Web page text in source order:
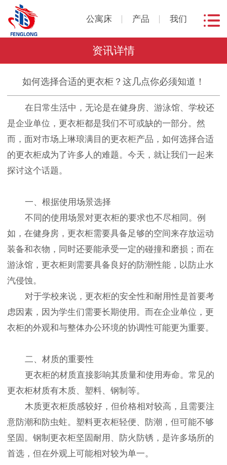
公寓床 产品 我们
资讯详情
如何选择合适的更衣柜？这几点你必须知道！
在日常生活中，无论是在健身房、游泳馆、学校还
是企业单位，更衣柜都是我们不可或缺的一部分。然
而，面对市场上琳琅满目的更衣柜产品，如何选择合适
的更衣柜成为了许多人的难题。今天，就让我们一起来
探讨这个话题。
一、根据使用场景选择
不同的使用场景对更衣柜的要求也不尽相同。例
如，在健身房，更衣柜需要具备足够的空间来存放运动
装备和衣物，同时还要能承受一定的碰撞和磨损；而在
游泳馆，更衣柜则需要具备良好的防潮性能，以防止水
汽侵蚀。
对于学校来说，更衣柜的安全性和耐用性是首要考
虑因素，因为学生们需要长期使用。而在企业单位，更
衣柜的外观和与整体办公环境的协调性可能更为重要。
二、材质的重要性
更衣柜的材质直接影响其质量和使用寿命。常见的
更衣柜材质有木质、塑料、钢制等。
木质更衣柜质感较好，但价格相对较高，且需要注
意防潮和防虫蛀。塑料更衣柜轻便、防潮，但可能不够
坚固。钢制更衣柜坚固耐用、防火防锈，是许多场所的
首选，但在外观上可能相对较为单一。